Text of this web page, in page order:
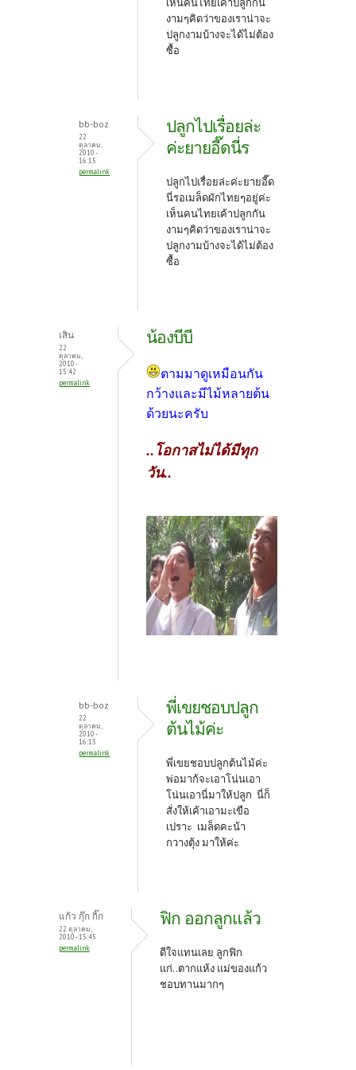
เห็นคนไทยเค้าปลูกกัน
งามๆคิดว่าของเราน่าจะ
ปลูกงามบ้างจะได้ไม่ต้อง
ซื้อ
bb-boz
22
ตุลาคม,
2010 -
16:15
permalink
ปลูกไปเรื่อยล่ะ
ค่ะยายอี๊ดนี่ร
ปลูกไปเรื่อยล่ะค่ะยายอี๊ด
นี่รอเมล็ดผักไทยๆอยู่ค่ะ
เห็นคนไทยเค้าปลูกกัน
งามๆคิดว่าของเราน่าจะ
ปลูกงามบ้างจะได้ไม่ต้อง
ซื้อ
เสิน
22
ตุลาคม,
2010 -
15:42
permalink
น้องบีบี
ตามมาดูเหมือนกัน
กว้างและมีไม้หลายต้น
ด้วยนะครับ
..โอกาสไม่ได้มีทุก
วัน..
bb-boz
22
ตุลาคม,
2010 -
16:13
permalink
พี่เขยชอบปลูก
ต้นไม้ค่ะ
พี่เขยชอบปลูกต้นไม้ค่ะ
พ่อมาก้จะเอาโน่นเอา
โน่นเอานี่มาให้ปลูก นี่ก็
สั่งให้เค้าเอามะเขือ
เปราะ เมล็ดคะน้า
กวางตุ้ง มาให้ค่ะ
แก้ว กุ๊ก กิ๊ก
22 ตุลาคม,
2010 - 15:45
permalink
ฟิก ออกลูกแล้ว
ดีใจแทนเลย ลูกฟิก
แก่..ตากแห้ง แม่ของแก้ว
ชอบทานมากๆ